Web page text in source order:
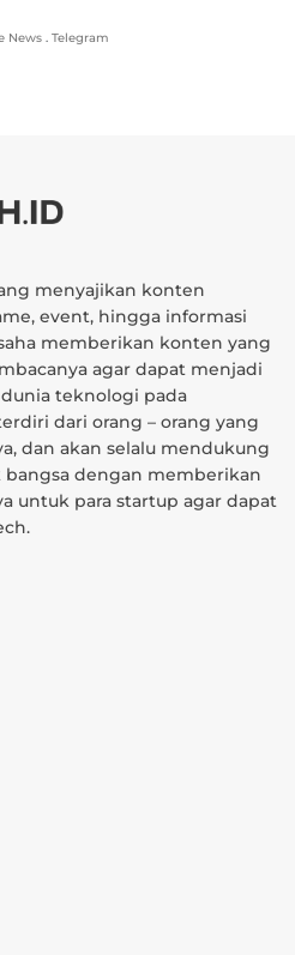
News . Telegram
menyajikan konten
event, hingga informasi
memberikan konten yang
agar dapat menjadi
teknologi pada
dari orang – orang yang
dan akan selalu mendukung
bangsa dengan memberikan
untuk para startup agar dapat